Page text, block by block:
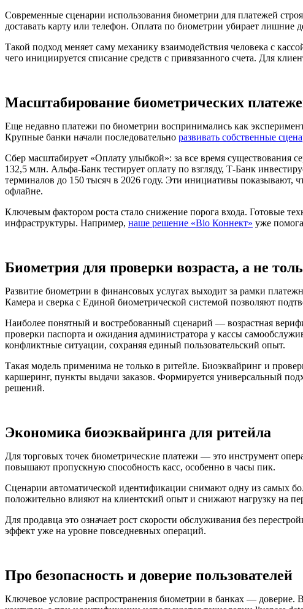
Современные сценарии использования биометрии для платежей
доставать карту или телефон. Оплата по биометрии убирает
Такой подход меняет саму механику взаимодействия человека с
чего инициируется списание средств с привязанного счета. Для
Масштабирование биометрических
Еще недавно платежи по биометрии воспринимались как
Крупные банки начали последовательно развивать собственные
Сбер масштабирует «Оплату улыбкой»: за все время существования
132,5 млн. Альфа-Банк тестирует оплату по взгляду, Т-Банк
терминалов до 150 тысяч в 2026 году. Эти инициативы показывают,
офлайне.
Ключевым фактором роста стало снижение порога входа. Готовые
инфраструктуры. Например, наше решение «Bio Коннект» уже
Биометрия для проверки возраста, а не
Развитие биометрии в финансовых услугах выходит за рамки
Камера и сверка с Единой биометрической системой позволяют
Наиболее понятный и востребованный сценарий — возрастная
проверки паспорта и ожидания администратора у кассы
конфликтные ситуации, сохраняя единый пользовательский опыт.
Такая модель применима не только в ритейле. Биоэквайринг и
каршеринг, пункты выдачи заказов. Формируется универсальный
решений.
Экономика биоэквайринга для ритейла
Для торговых точек биометрические платежи — это инструмент
повышают пропускную способность касс, особенно в часы пик.
Сценарии автоматической идентификации снимают одну из самых
положительно влияют на клиентский опыт и снижают нагрузку на
Для продавца это означает рост скорости обслуживания без
эффект уже на уровне повседневных операций.
Про безопасность и доверие пользователей
Ключевое условие распространения биометрии в банках —